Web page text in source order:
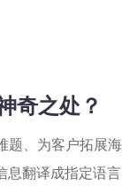
奇之处？
题、为客户拓展
翻译成指定语